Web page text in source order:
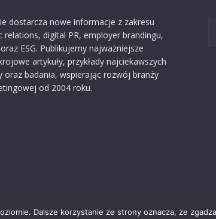
dostarcza nowe informacje z zakresu
relations, digital PR, employer brandingu,
ESG. Publikujemy najważniejsze
artykuły, przykłady najciekawszych
oraz badania, wspierając rozwój branży
od 2004 roku.
Dalsze korzystanie ze strony oznacza, że